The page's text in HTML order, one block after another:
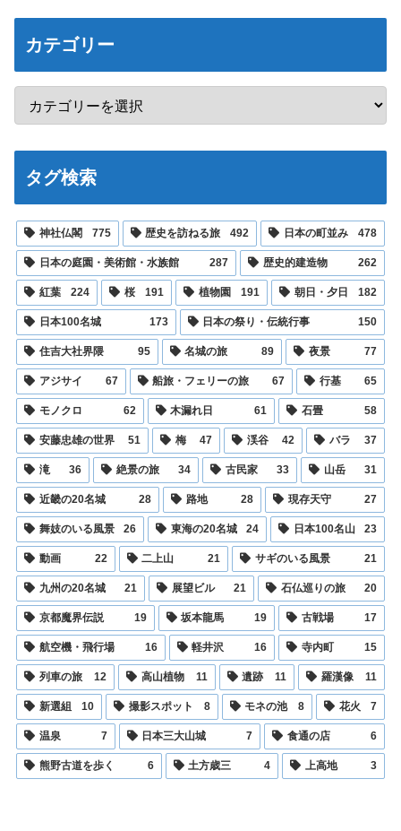
カテゴリー
タグ検索
神社仏閣 775 歴史を訪ねる旅 492 日本の町並み 478
日本の庭園・美術館・水族館 287 歴史的建造物 262
紅葉 224 桜 191 植物園 191 朝日・夕日 182
日本100名城 173 日本の祭り・伝統行事 150
住吉大社界隈 95 名城の旅 89 夜景 77
アジサイ 67 船旅・フェリーの旅 67 行基 65
モノクロ 62 木漏れ日 61 石畳 58
安藤忠雄の世界 51 梅 47 渓谷 42 バラ 37
滝 36 絶景の旅 34 古民家 33 山岳 31
近畿の20名城 28 路地 28 現存天守 27
舞妓のいる風景 26 東海の20名城 24 日本100名山 23
動画 22 二上山 21 サギのいる風景 21
九州の20名城 21 展望ビル 21 石仏巡りの旅 20
京都魔界伝説 19 坂本龍馬 19 古戦場 17
航空機・飛行場 16 軽井沢 16 寺内町 15
列車の旅 12 高山植物 11 遺跡 11 羅漢像 11
新選組 10 撮影スポット 8 モネの池 8 花火 7
温泉 7 日本三大山城 7 食通の店 6
熊野古道を歩く 6 土方歳三 4 上高地 3